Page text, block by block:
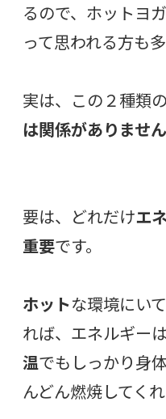
るので、ホットヨ
って思われる方も
実は、この２種類の
は関係がありません
要は、どれだけエ
重要です。
ホットな環境にい
れば、エネルギー
温でもしっかり身
んどん燃焼してくれ